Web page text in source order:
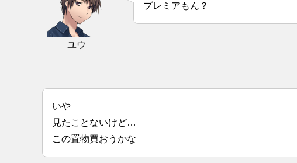
ユウ
プレミアもん？
いや
見たことないけど…
この置物買おうかな